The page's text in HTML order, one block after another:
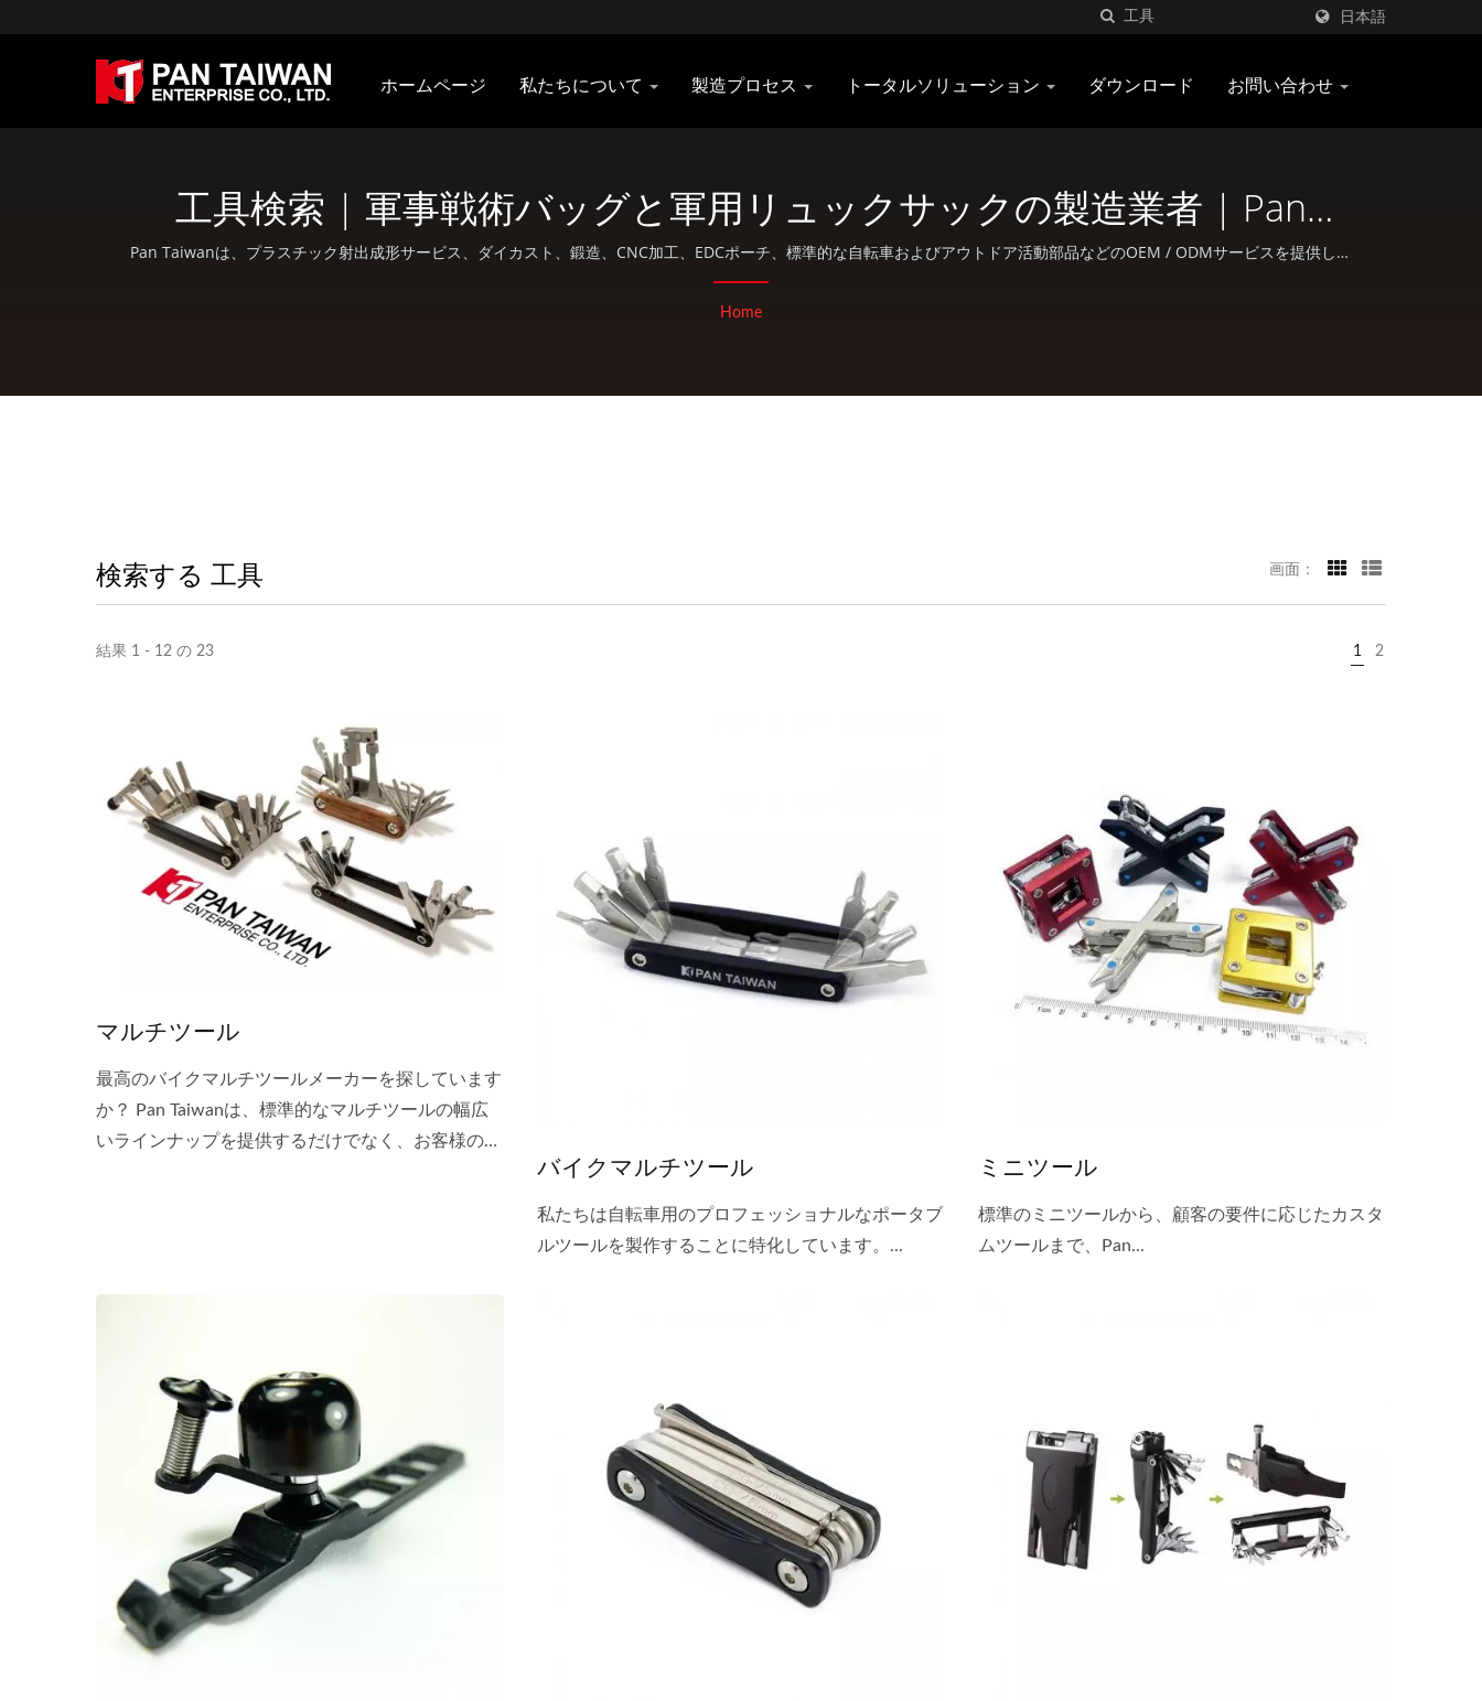
日本語
ホームページ 私たちについて 製造プロセス トータルソリューション ダウンロード お問い合わせ
工具検索 | 軍事戦術バッグと軍用リュックサックの製造業者 | Pan
Taiwan
Pan Taiwanは、プラスチック射出成形サービス、ダイカスト、鍛造、CNC加工、EDCポーチ、標準的な自転車およびアウトドア活動部品などのOEM / ODMサービスを提供して
います。
Home
検索する 工具 画面：
結果 1 - 12 の 23 1 2
マルチツール
最高のバイクマルチツールメーカーを探しています
か？ Pan Taiwanは、標準的なマルチツールの幅広
いラインナップを提供するだけでなく、お客様のニ
バイクマルチツール
私たちは自転車用のプロフェッショナルなポータブ
ルツールを製作することに特化しています。...
ミニツール
標準のミニツールから、顧客の要件に応じたカスタ
ムツールまで、Pan...